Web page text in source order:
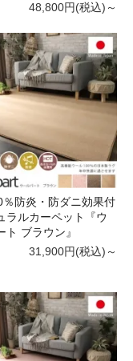
48,800円(税込)～
％防炎・防ダニ効果付
ラルカーペット『ウ
ト ブラウン』
31,900円(税込)～